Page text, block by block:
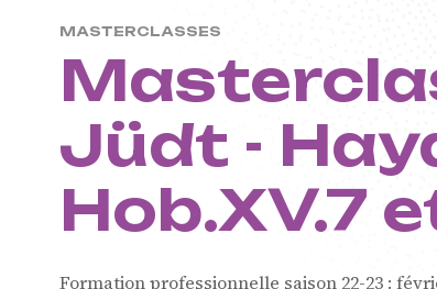
MASTERCLASSES
Jüdt -
Hob.XV.7
Formation professionnelle saison 22-23 :